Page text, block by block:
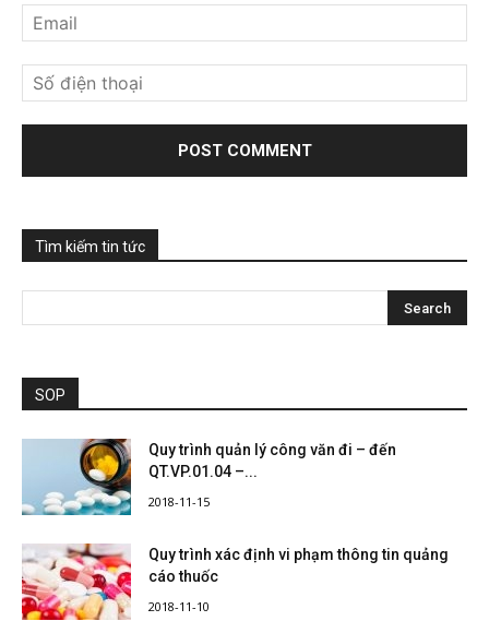
Tìm kiếm tin tức
SOP
Quy trình quản lý công văn đi – đến
QT.VP.01.04 –...
2018-11-15
Quy trình xác định vi phạm thông tin quảng
cáo thuốc
2018-11-10